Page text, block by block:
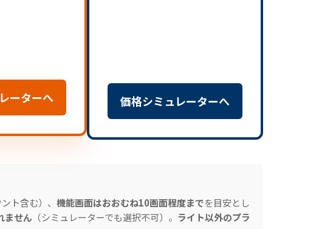
ーターへ 価格シミュレーターへ
ト含む）、 機能画面はおおむね10画面程度までを目安とし
ません （シミュレーターでも選択不可）。 ライト以外のプラ